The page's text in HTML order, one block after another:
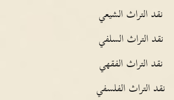
نقد التراث الشيعي
نقد التراث السلفي
نقد التراث الفقهي
نقد التراث الفلسفي